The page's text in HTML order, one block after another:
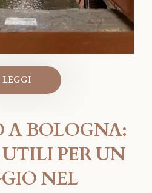
LEGGI
A BOLOGNA:
PER UN
NEL